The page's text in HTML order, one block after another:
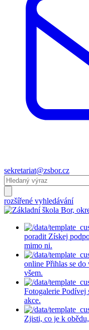
sekretariat@zsbor.cz
rozšířené vyhledávání
poradit Získej
mimo ni.
online Přihlas se
všem.
Fotogalerie Podívej
akce.
Zjisti, co je k